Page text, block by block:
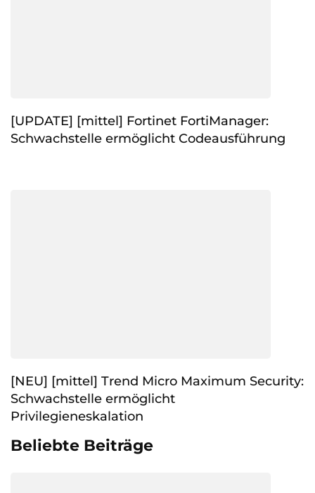
[UPDATE] [mittel] Fortinet FortiManager:
Schwachstelle ermöglicht Codeausführung
[NEU] [mittel] Trend Micro Maximum Security:
Schwachstelle ermöglicht
Privilegieneskalation
Beliebte Beiträge